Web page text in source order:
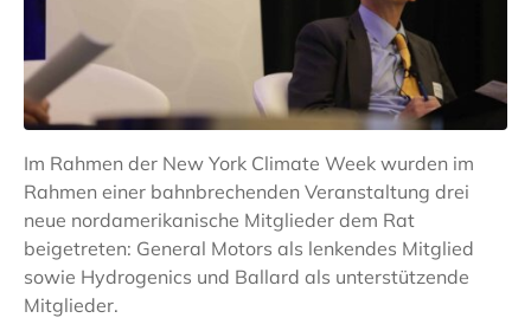
Im Rahmen der New York Climate Week wurden im
Rahmen einer bahnbrechenden Veranstaltung drei
neue nordamerikanische Mitglieder dem Rat
beigetreten: General Motors als lenkendes Mitglied
sowie Hydrogenics und Ballard als unterstützende
Mitglieder.